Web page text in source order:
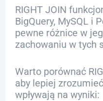
RIGHT JOIN
BigQuery, MySQL i
pewne różnice w
zachowaniu w tych
Warto porównać
aby lepiej
wpływają na wyniki: